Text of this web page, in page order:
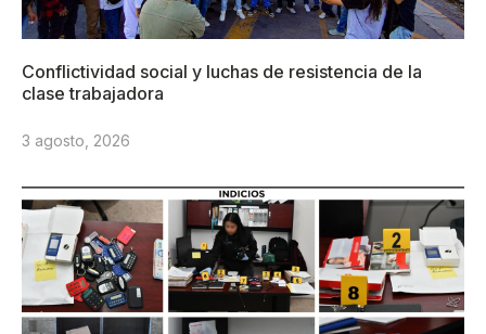
Conflictividad social y luchas de resistencia de la
clase trabajadora
3 agosto, 2026